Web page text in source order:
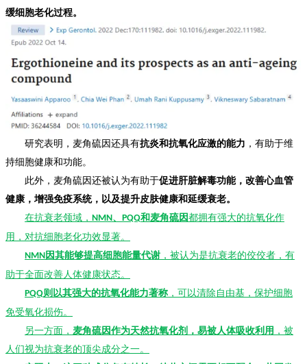
缓细胞老化过程。
研究表明，麦角硫因还具有抗炎和抗氧化应激的能力 ，有助于维
持细胞健康和功能。
此外，麦角硫因还被认为有助于促进肝脏解毒功能，改善心血管
健康，增强免疫系统，以及提升皮肤健康和延缓衰老。
在抗衰老领域， NMN 、 PQQ和麦角硫因都拥有强大的抗氧化作
用，对抗细胞老化功效显著。
NMN 因其能够提高细胞能量代谢 ，被认为是抗衰老的佼佼者，有
助于全面改善人体健康状态。
PQQ则以其强大的抗氧化能力著称 ，可以清除自由基，保护细胞
免受氧化损伤。
另一方面， 麦角硫因作为天然抗氧化剂，易被人体吸收利用 ，被
人们视为抗衰老的顶尖成分之一。